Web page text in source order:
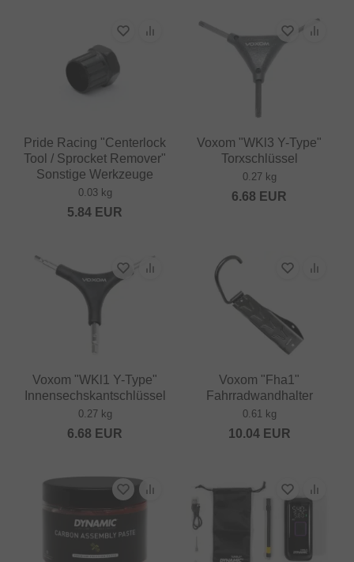
Pride Racing "Centerlock
Tool / Sprocket Remover"
Sonstige Werkzeuge
0.03 kg
5.84 EUR
Voxom "WKl3 Y-Type"
Torxschlüssel
0.27 kg
6.68 EUR
Voxom "WKl1 Y-Type"
Innensechskantschlüssel
0.27 kg
6.68 EUR
Voxom "Fha1"
Fahrradwandhalter
0.61 kg
10.04EUR